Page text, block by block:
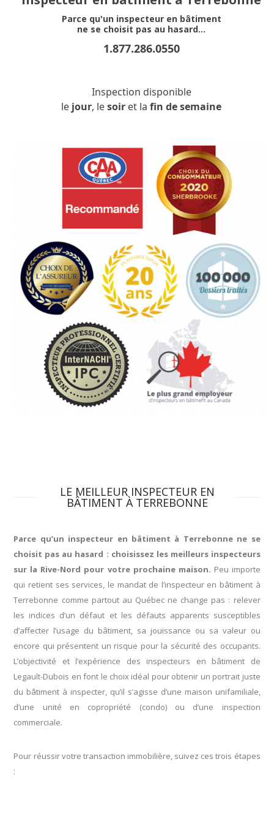
Parce qu'un inspecteur en bâtiment
ne se choisit pas au hasard...
1.877.286.0550
Inspection disponible
le jour, lesoir et lafin de semaine
LE MEILLEUR INSPECTEUR EN
BÂTIMENT À TERREBONNE
Parce qu’un inspecteur en bâtiment à Terrebonne ne se
choisit pas au hasard : choisissez les meilleurs inspecteurs
sur la Rive-Nord pour votre prochaine maison. Peu importe
qui retient ses services, le mandat de l’inspecteur en bâtiment à
Terrebonne comme partout au Québec ne change pas : relever
les indices d’un défaut et les défauts apparents susceptibles
d’affecter l’usage du bâtiment, sa jouissance ou sa valeur ou
encore qui présentent un risque pour la sécurité des occupants.
L’objectivité et l’expérience des inspecteurs en bâtiment de
Legault-Dubois en font le choix idéal pour obtenir un portrait juste
du bâtiment à inspecter, qu’il s’agisse d’une maison unifamiliale,
d’une unité en copropriété (condo) ou d’une inspection
commerciale.
Pour réussir votre transaction immobilière, suivez ces trois étapes
: